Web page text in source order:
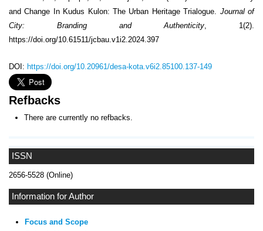
ISSN
2656-5528 (Online)
Information for Author
Focus and Scope
and Change In Kudus Kulon: The Urban Heritage Trialogue. Journal of
City: Branding and Authenticity, 1(2).
https://doi.org/10.61511/jcbau.v1i2.2024.397
DOI: https://doi.org/10.20961/desa-kota.v6i2.85100.137-149
Refbacks
There are currently no refbacks.